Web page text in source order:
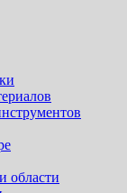
области